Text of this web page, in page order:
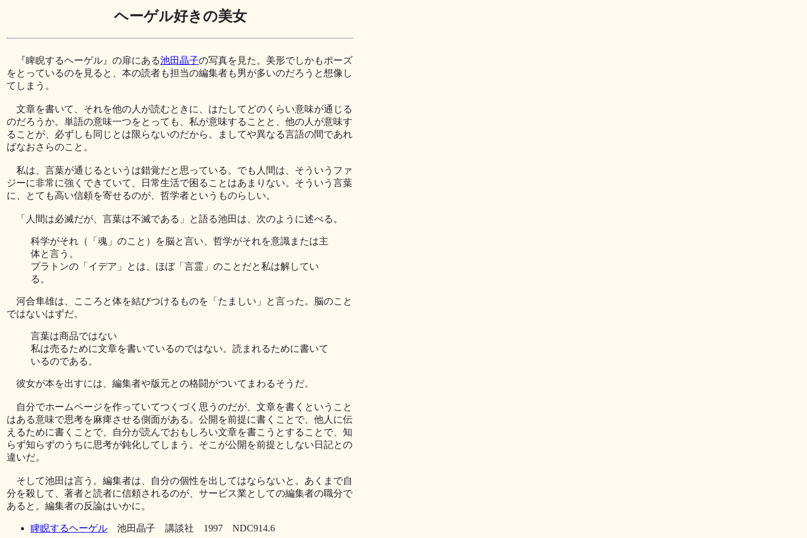
ヘーゲル好きの美女
『睥睨するヘーゲル』の扉にある池田晶子の写真を見た。美形でしかもポーズ
をとっているのを見ると、本の読者も担当の編集者も男が多いのだろうと想像し
てしまう。
文章を書いて、それを他の人が読むときに、はたしてどのくらい意味が通じる
のだろうか。単語の意味一つをとっても、私が意味することと、他の人が意味す
ることが、必ずしも同じとは限らないのだから。ましてや異なる言語の間であれ
ばなおさらのこと。
私は、言葉が通じるというは錯覚だと思っている。でも人間は、そういうファ
ジーに非常に強くできていて、日常生活で困ることはあまりない。そういう言葉
に、とても高い信頼を寄せるのが、哲学者というものらしい。
「人間は必滅だが、言葉は不滅である」と語る池田は、次のように述べる。
科学がそれ（「魂」のこと）を脳と言い、哲学がそれを意識または主
体と言う。
プラトンの「イデア」とは、ほぼ「言霊」のことだと私は解してい
る。
河合隼雄は、こころと体を結びつけるものを「たましい」と言った。脳のこと
ではないはずだ。
言葉は商品ではない
私は売るために文章を書いているのではない。読まれるために書いて
いるのである。
彼女が本を出すには、編集者や版元との格闘がついてまわるそうだ。
自分でホームページを作っていてつくづく思うのだが、文章を書くということ
はある意味で思考を麻痺させる側面がある。公開を前提に書くことで、他人に伝
えるために書くことで、自分が読んでおもしろい文章を書こうとすることで、知
らず知らずのうちに思考が鈍化してしまう。そこが公開を前提としない日記との
違いだ。
そして池田は言う。編集者は、自分の個性を出してはならないと。あくまで自
分を殺して、著者と読者に信頼されるのが、サービス業としての編集者の職分で
あると。編集者の反論はいかに。
睥睨するヘーゲル 池田晶子 講談社 1997 NDC914.6